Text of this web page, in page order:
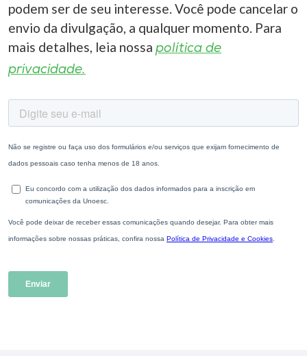
podem ser de seu interesse. Você pode cancelar o
envio da divulgação, a qualquer momento. Para
mais detalhes, leia nossa política de
privacidade.